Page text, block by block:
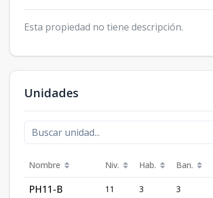
Esta propiedad no tiene descripción.
Unidades
Nombre Niv. Hab. Ban.
PH11-B 11 3 3